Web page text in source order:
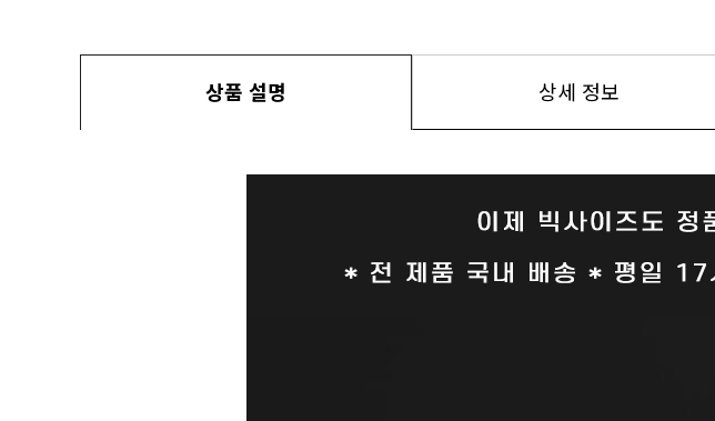
상품 설명 상세 정보